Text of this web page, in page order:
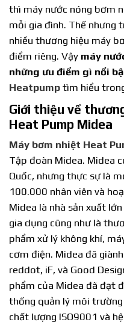
thì máy nước nóng bơm
mỗi gia đình. Thế nhưng
nhiều thương hiệu máy
điểm riêng. Vậy máy
những ưu điểm gì nổi
Heatpump tìm hiểu
Giới thiệu về
Heat Pump Midea
Máy bơm nhiệt Heat
Tập đoàn Midea. Midea
Quốc, nhưng thực sự là
100.000 nhân viên và
Midea là nhà sản xuất
gia dụng cũng như là
phẩm xử lý không khí,
cơm điện. Midea đã
reddot, iF, và Good
phẩm của Midea đã đạt
thống quản lý môi
chất lượng ISO9001 và